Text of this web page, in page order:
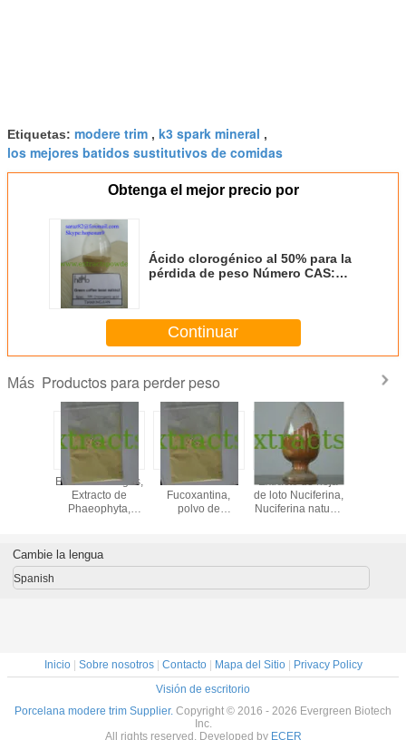
Etiquetas: modere trim , k3 spark mineral ,
los mejores batidos sustitutivos de comidas
Obtenga el mejor precio por
Ácido clorogénico al 50% para la
pérdida de peso Número CAS:
Continuar
Más Productos para perder peso
Extracto de algas,
Extracto de
Phaeophyta,
Fucoxantina CAS:
3351-86-8
5%10%50%
Fucoxantina,
polvo de
Extracto de hoja
de loto Nuciferina,
Nuciferina natural
37220-
Cambie la lengua
Spanish
Inicio| Sobre nosotros| Contacto| Mapa del Sitio| Privacy Policy
Visión de escritorio
Porcelana modere trim Supplier. Copyright © 2016 - 2026 Evergreen Biotech
Inc.
All rights reserved. Developed by ECER